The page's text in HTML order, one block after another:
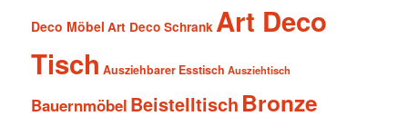
Deco Möbel Art Deco Schrank Art Deco
Tisch Ausziehbarer Esstisch Ausziehtisch
Bauernmöbel Beistelltisch Bronze